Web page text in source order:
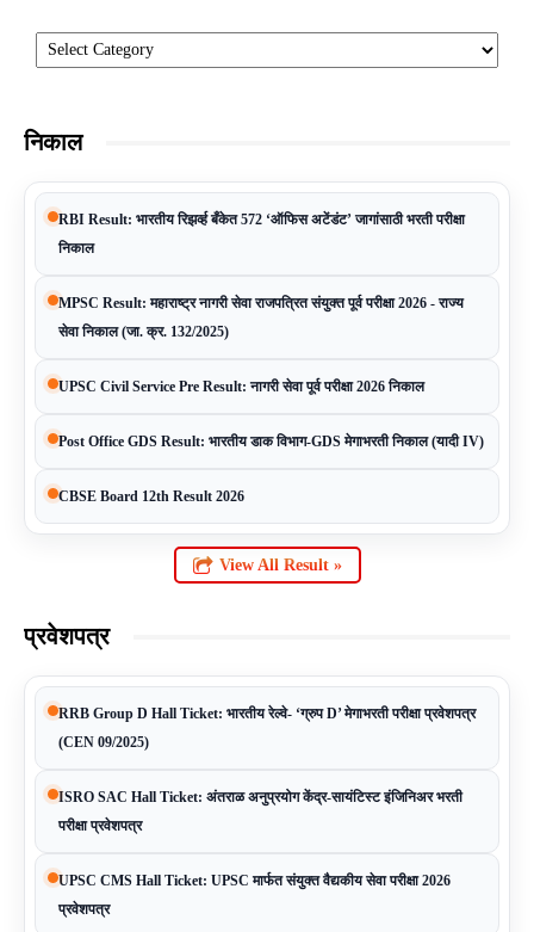
Categories
निकाल
RBI Result: भारतीय रिझर्व्ह बँकेत 572 ‘ऑफिस अटेंडंट’ जागांसाठी भरती परीक्षा
निकाल
MPSC Result: महाराष्ट्र नागरी सेवा राजपत्रित संयुक्त पूर्व परीक्षा 2026 - राज्य
सेवा निकाल (जा. क्र. 132/2025)
UPSC Civil Service Pre Result: नागरी सेवा पूर्व परीक्षा 2026 निकाल
Post Office GDS Result: भारतीय डाक विभाग-GDS मेगाभरती निकाल (यादी IV)
CBSE Board 12th Result 2026
View All Result »
प्रवेशपत्र
RRB Group D Hall Ticket: भारतीय रेल्वे- ‘ग्रुप D’ मेगाभरती परीक्षा प्रवेशपत्र
(CEN 09/2025)
ISRO SAC Hall Ticket: अंतराळ अनुप्रयोग केंद्र-सायंटिस्ट इंजिनिअर भरती
परीक्षा प्रवेशपत्र
UPSC CMS Hall Ticket: UPSC मार्फत संयुक्त वैद्यकीय सेवा परीक्षा 2026
प्रवेशपत्र